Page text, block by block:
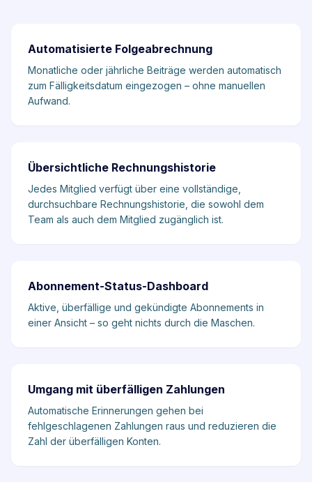
Automatisierte Folgeabrechnung
Monatliche oder jährliche Beiträge werden automatisch
zum Fälligkeitsdatum eingezogen – ohne manuellen
Aufwand.
Übersichtliche Rechnungshistorie
Jedes Mitglied verfügt über eine vollständige,
durchsuchbare Rechnungshistorie, die sowohl dem
Team als auch dem Mitglied zugänglich ist.
Abonnement-Status-Dashboard
Aktive, überfällige und gekündigte Abonnements in
einer Ansicht – so geht nichts durch die Maschen.
Umgang mit überfälligen Zahlungen
Automatische Erinnerungen gehen bei
fehlgeschlagenen Zahlungen raus und reduzieren die
Zahl der überfälligen Konten.